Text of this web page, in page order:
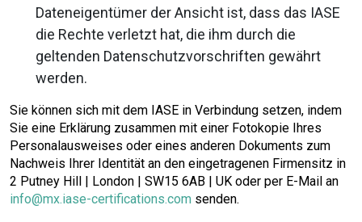
Dateneigentümer der Ansicht ist, dass das IASE
die Rechte verletzt hat, die ihm durch die
geltenden Datenschutzvorschriften gewährt
werden.
Sie können sich mit dem IASE in Verbindung setzen, indem
Sie eine Erklärung zusammen mit einer Fotokopie Ihres
Personalausweises oder eines anderen Dokuments zum
Nachweis Ihrer Identität an den eingetragenen Firmensitz in
2 Putney Hill | London | SW15 6AB | UK oder per E-Mail an
info@mx.iase-certifications.com senden.